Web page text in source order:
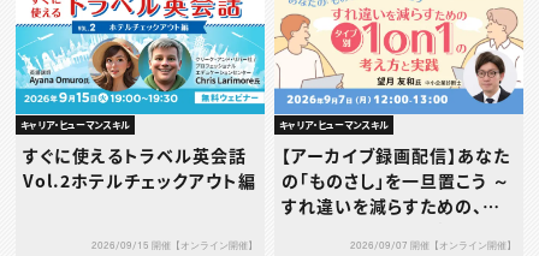
キャリア・ヒューマンスキル
すぐに使えるトラベル英会話
Vol.2ホテルチェックアウト編
2026/09/15 開催【オンライン開催】
キャリア・ヒューマンスキル
【アーカイブ録画配信】あなた
の「ものさし」を一旦置こう ～
すれ違いを減らすための、タ
2026/09/07 開催【オンライン開催】